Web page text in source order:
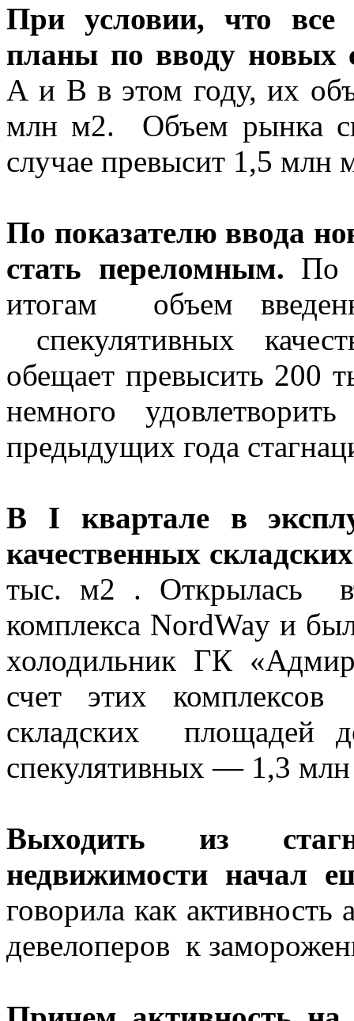
При условии, что все
планы по вводу новых
А и В в этом году, их
млн м2. Объем рынка
случае превысит 1,5 млн
По показателю ввода
стать переломным. По
итогам объем
спекулятивных
обещает превысить 200
немного
предыдущих года
В I квартале в
качественных
тыс. м2 . Открылась
комплекса NordWay и
холодильник ГК
счет этих
складских
спекулятивных — 1,3
Выходить из
недвижимости начал
говорила как активность
девелоперов к